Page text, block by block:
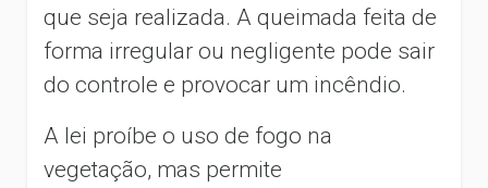
que seja realizada. A queimada feita de
forma irregular ou negligente pode sair
do controle e provocar um incêndio.
A lei proíbe o uso de fogo na
vegetação, mas permite